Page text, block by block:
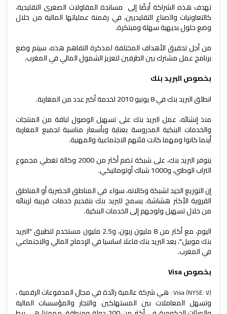
تهدف هذه الشراكة أيضًا إلى مساندة المقاولات الصغرى التقليدية،
كالتعاونيات والصناع التقليديين، في رقمنة عملياتها المالية من خلال
وضع حلول بديهية سهلة ومبتكرة.
من أجل تحقيق الأهداف المختلفة لمذكرة التفاهم هذه، سيتم وضع
برنامج عمل مشترك بين الطرفين لتعزيز الشمول المالي في المغرب.
بخصوص البريد بنك
انطلق البريد بنك في 8 يونيو 2010 لخدمة أكبر عدد من المغاربة.
منذ إنشائه، عمل البريد بنك على تسهيل الوصول لباقة من المنتجات
والخدمات البنكية المدروسة بعناية وبأسعار مناسبة لجميع المغاربة
أينما كانوا ومهما كانت فئتهم الاجتماعية والمهنية.
يتوفر البريد بنك، على شبكة تضم أكثر من 2000 وكالة تغطي مجموع
التراب الوطني، و1000 شباك أوتوماتيكي.
إن التوزيع الجيد لشبكة وكالاته، سواء في المناطق الحضرية أو المناطق
القروية الأكثر هشاشة، يسمح للبريد بنك بتقديم خدمات قريبة لزبنائه
من خلال تسهيلولوجهم إلى الخدمات البنكية.
اليوم، مع أكثر من 8 مليون زبون، و2.5 مليون مستخدم لتطبيق "البريد
بنك موبيل"، يعد البريد بنك فاعلا اساسيا في الإدماج المالي والاجتماعي
في المغرب.
بخصوص Visa
: Visa (NYSE: V) هي شركة عالمية رائدة في مجال المدفوعات الرقمية ،
وتسهل المعاملات بين المستهلكين والتجار والمؤسسات المالية